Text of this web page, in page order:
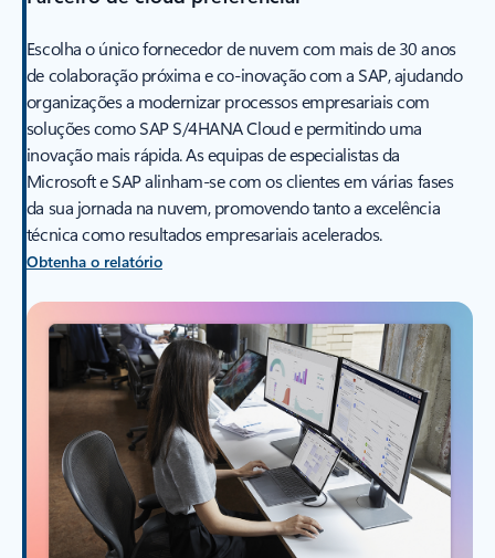
Escolha o único fornecedor de nuvem com mais de 30 anos
de colaboração próxima e co-inovação com a SAP, ajudando
organizações a modernizar processos empresariais com
soluções como SAP S/4HANA Cloud e permitindo uma
inovação mais rápida. As equipas de especialistas da
Microsoft e SAP alinham-se com os clientes em várias fases
da sua jornada na nuvem, promovendo tanto a excelência
técnica como resultados empresariais acelerados.
Obtenha o relatório